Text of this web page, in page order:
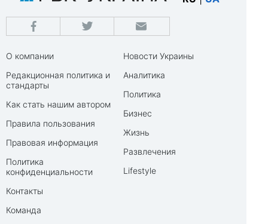
О компании
Редакционная политика и
стандарты
Как стать нашим автором
Правила пользования
Правовая информация
Политика
конфиденциальности
Контакты
Команда
Новости Украины
Аналитика
Политика
Бизнес
Жизнь
Развлечения
Lifestyle